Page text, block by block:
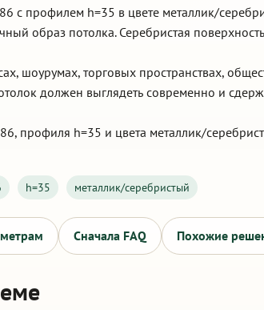
с профилем h=35 в цвете металлик/
образ потолка. Серебристая
шоурумах, торговых пространствах,
должен выглядеть современно и
профиля h=35 и цвета металлик/
h=35 металлик/серебристый
Сначала FAQ Похожие